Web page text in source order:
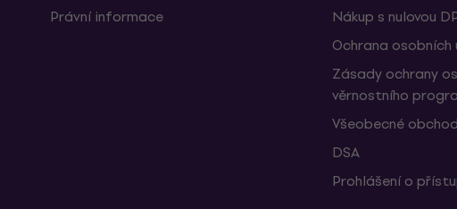
Právní informace
Nákup s nulovou
Ochrana osobních
Zásady ochrany
věrnostního
Všeobecné
DSA
Prohlášení o